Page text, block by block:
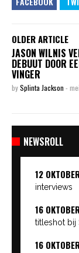
OLDER ARTICLE
JASON WILNIS
DEBUUT DOOR
VINGER
bySplinta Jackson -
NEWSROLL
12
interviews
16
titleshot bij
16